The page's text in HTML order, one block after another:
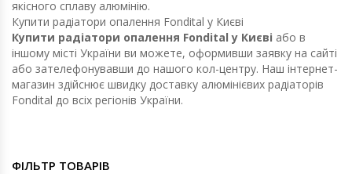
якісного сплаву алюмінію.
Купити радіатори опалення Fondital у Києві
Купити радіатори опалення Fondital у Києві або в
іншому місті України ви можете, оформивши заявку на сайті
або зателефонувавши до нашого кол-центру. Наш інтернет-
магазин здійснює швидку доставку алюмінієвих радіаторів
Fondital до всіх регіонів України.
ФІЛЬТР ТОВАРІВ